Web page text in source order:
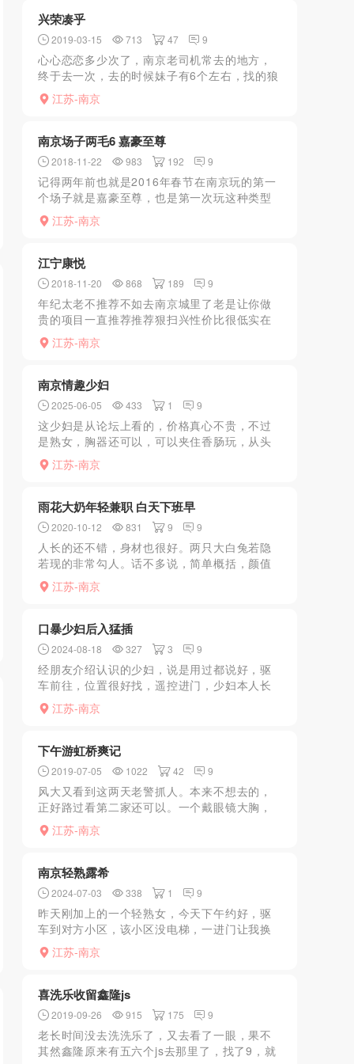
兴荣凑乎
2019-03-15 713 47 9
心心恋恋多少次了，南京老司机常去的地方，
终于去一次，去的时候妹子有6个左右，找的狼
友介绍的11号，做完才知道换人了，没意思，
下次换12号试试，听说不错
江苏-南京
南京场子两毛6 嘉豪至尊
2018-11-22 983 192 9
记得两年前也就是2016年春节在南京玩的第一
个场子就是嘉豪至尊，也是第一次玩这种类型
的浴场，那时候还在绕花门那边，价格是278一
个钟，洗澡的环境算可以的了。时隔两年，再
江苏-南京
江宁康悦
2018-11-20 868 189 9
年纪太老不推荐不如去南京城里了老是让你做
贵的项目一直推荐推荐狠扫兴性价比很低实在
别去颜值也低态度很一般周围几家都别去了不
好
江苏-南京
南京情趣少妇
2025-06-05 433 1 9
这少妇是从论坛上看的，价格真心不贵，不过
是熟女，胸器还可以，可以夹住香肠玩，从头
到尾时间足很卖力，跟条母狗一样听话。
江苏-南京
雨花大奶年轻兼职 白天下班早
2020-10-12 831 9 9
人长的还不错，身材也很好。两只大白兔若隐
若现的非常勾人。话不多说，简单概括，颜值
仔细看不经打，也能给个八分，但是态度还可
以，也算年轻的
江苏-南京
口暴少妇后入猛插
2024-08-18 327 3 9
经朋友介绍认识的少妇，说是用过都说好，驱
车前往，位置很好找，遥控进门，少妇本人长
的还可以，小小一只个子不高，身材还可以，
该有的都有，人很热情，好说话，选好了套餐
江苏-南京
下午游虹桥爽记
2019-07-05 1022 42 9
风大又看到这两天老警抓人。本来不想去的，
正好路过看第二家还可以。一个戴眼镜大胸，
还有个穿白色长裙，没忍住。在外面转了一圈
看问题不大，下午人少老警也不至于这时候动
江苏-南京
南京轻熟露希
2024-07-03 338 1 9
昨天刚加上的一个轻熟女，今天下午约好，驱
车到对方小区，该小区没电梯，一进门让我换
鞋洗澡，接着常规服务舔背，69，口交，爱
爱。重点是奶子还行，舔B时，洞小无异味无
江苏-南京
喜洗乐收留鑫隆js
2019-09-26 915 175 9
老长时间没去洗洗乐了，又去看了一眼，果不
其然鑫隆原来有五六个js去那里了，找了9，就